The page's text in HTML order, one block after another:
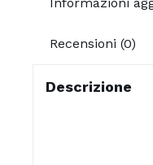
Recensioni (0)
Descrizione